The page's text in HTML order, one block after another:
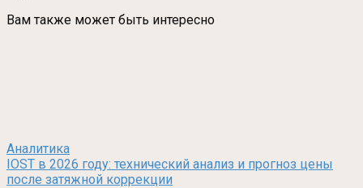
Вам также может быть интересно
Аналитика
IOST в 2026 году: технический анализ и прогноз цены
после затяжной коррекции